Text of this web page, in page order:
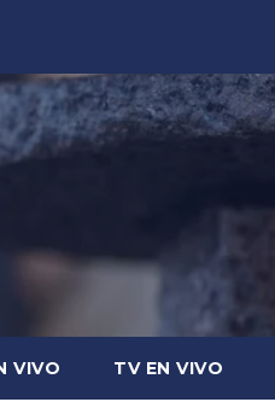
VIVO TV EN VIVO